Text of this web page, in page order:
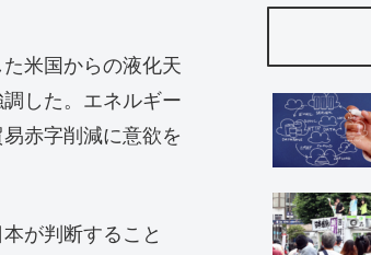
米国からの液化天
した。エネルギー
赤字削減に意欲を
が判断すること